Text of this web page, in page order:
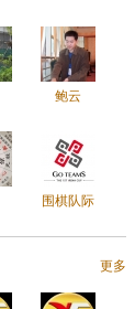
鲍云
围棋队际
更多